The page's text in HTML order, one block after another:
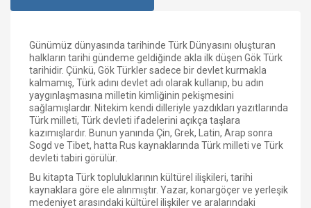
Günümüz dünyasında tarihinde Türk Dünyasını oluşturan
halkların tarihi gündeme geldiğinde akla ilk düşen Gök Türk
tarihidir. Çünkü, Gök Türkler sadece bir devlet kurmakla
kalmamış, Türk adını devlet adı olarak kullanıp, bu adın
yaygınlaşmasına milletin kimliğinin pekişmesini
sağlamışlardır. Nitekim kendi dilleriyle yazdıkları yazıtlarında
Türk milleti, Türk devleti ifadelerini açıkça taşlara
kazımışlardır. Bunun yanında Çin, Grek, Latin, Arap sonra
Sogd ve Tibet, hatta Rus kaynaklarında Türk milleti ve Türk
devleti tabiri görülür.
Bu kitapta Türk topluluklarının kültürel ilişkileri, tarihi
kaynaklara göre ele alınmıştır. Yazar, konargöçer ve yerleşik
medeniyet arasındaki kültürel ilişkiler ve aralarındaki